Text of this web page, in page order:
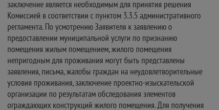
заключение является необходимым для принятия решения
Комиссией в соответствии с пунктом 3.3.5 административного
регламента. По усмотрению Заявителя к заявлению о
предоставлении муниципальной услуги по признанию
помещения жилым помещением, жилого помещения
непригодным для проживания могут быть представлены
заявления, письма, жалобы граждан на неудовлетворительные
условия проживания, заключение проектно-изыскательской
организации по результатам обследования элементов
ограждающих конструкций жилого помещения. Для получения